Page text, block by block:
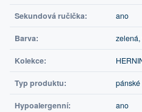
Sekundová ručička: ano
Barva:
Kolekce:
Typ produktu: pánské
Hypoalergenní: ano